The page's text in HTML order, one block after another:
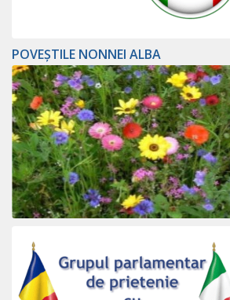
POVEȘTILE NONNEI ALBA